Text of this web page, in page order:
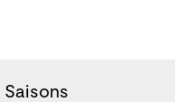
Saisons